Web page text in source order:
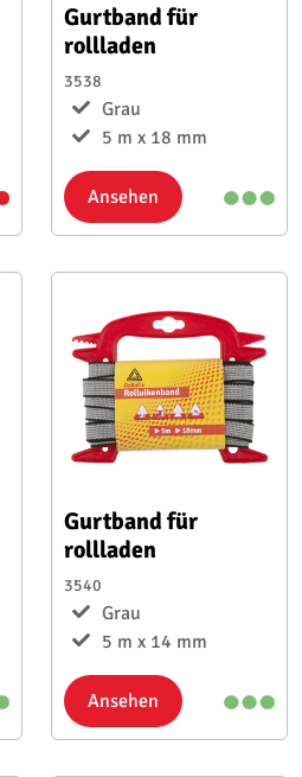
Gurtband für
rollladen
3538
Grau
5 m x 18 mm
Ansehen
Gurtband für
rollladen
3540
Grau
5 m x 14 mm
Ansehen